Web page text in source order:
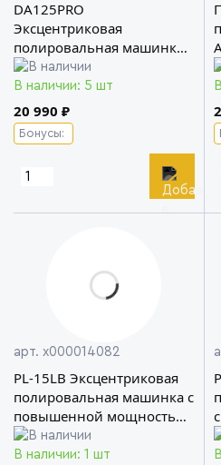
DA125PRO
Эксцентриковая
полировальная машинка с
ходом 15мм LERATON
В наличии: 5 шт
20 990 ₽
Бонусы:
арт. х000014082
PL-15LB Эксцентриковая
полировальная машинка с
повышенной мощностью
двигателя HANKO
В наличии: 1 шт